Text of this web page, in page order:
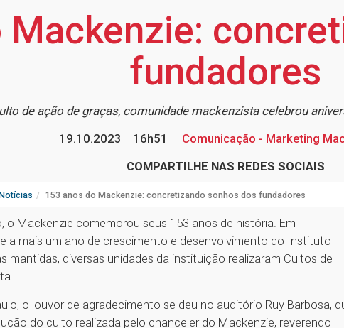
Mackenzie:
fundadores
de ação de graças, comunidade mackenzista celebrou
19.10.2023
16h51
Comunicação - Marketing
COMPARTILHE NAS REDES SOCIAIS
153 anos do Mackenzie: concretizando sonhos dos fundadores
o Mackenzie comemorou seus 153 anos de história. Em
e a mais um ano de crescimento e desenvolvimento do Instituto
mantidas, diversas unidades da instituição realizaram Cultos de
o louvor de agradecimento se deu no auditório Ruy Barbosa,
do culto realizada pelo chanceler do Mackenzie, reverendo